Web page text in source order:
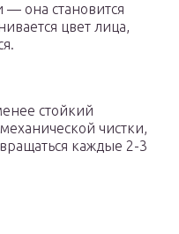
— она становится
цвет лица,
стойкий
чистки,
каждые 2-3